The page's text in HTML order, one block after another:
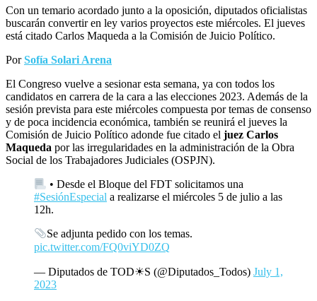
Con un temario acordado junto a la oposición, diputados oficialistas
buscarán convertir en ley varios proyectos este miércoles. El jueves
está citado Carlos Maqueda a la Comisión de Juicio Político.
PorSofía Solari Arena
El Congreso vuelve a sesionar esta semana, ya con todos los
candidatos en carrera de la cara a las elecciones 2023. Además de la
sesión prevista para este miércoles compuesta por temas de consenso
y de poca incidencia económica, también se reunirá el jueves la
Comisión de Juicio Político adonde fue citado el juez Carlos
Maqueda por las irregularidades en la administración de la Obra
Social de los Trabajadores Judiciales (OSPJN).
• Desde el Bloque del FDT solicitamos una
#SesiónEspecial a realizarse el miércoles 5 de julio a las
12h.
Se adjunta pedido con los temas.
pic.twitter.com/FQ0viYD0ZQ
— Diputados de TOD☀S (@Diputados_Todos) July 1,
2023